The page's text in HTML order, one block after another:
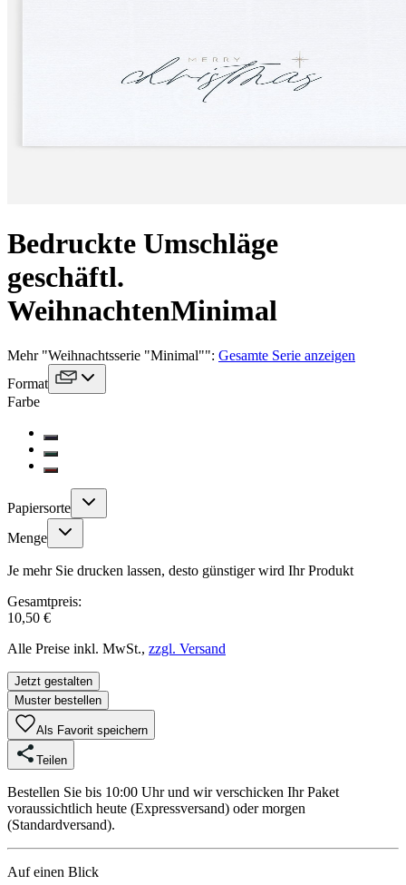
Bedruckte Umschläge
geschäftl.
WeihnachtenMinimal
Mehr"Weihnachtsserie "Minimal"": Gesamte Serie anzeigen
Format
Farbe
Papiersorte
Menge
Je mehr Sie drucken lassen, desto günstiger wird Ihr Produkt
Gesamtpreis:
10,50 €
Alle Preise inkl. MwSt., zzgl. Versand
Jetzt gestalten
Muster bestellen
Als Favorit speichern
Teilen
Bestellen Sie bis 10:00 Uhr und wir verschicken Ihr Paket
voraussichtlich heute (Expressversand) oder morgen
(Standardversand).
Auf einen Blick